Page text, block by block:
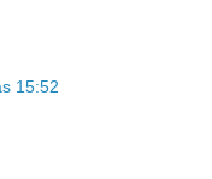
15:52